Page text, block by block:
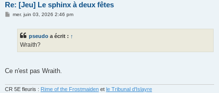
Re: [Jeu] Le sphinx à deux fêtes
Mmer. juin 03, 2026 2:46 pm
pseudo a écrit : ↑
Wraith?
Ce n'est pas Wraith.
CR 5E fleuris : Rime of the Frostmaiden et le Tribunal d'Islayre